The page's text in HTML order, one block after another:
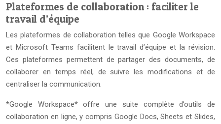
Plateformes de collaboration : faciliter le
travail d’équipe
Les plateformes de collaboration telles que Google Workspace
et Microsoft Teams facilitent le travail d’équipe et la révision.
Ces plateformes permettent de partager des documents, de
collaborer en temps réel, de suivre les modifications et de
centraliser la communication.
*Google Workspace* offre une suite complète d’outils de
collaboration en ligne, y compris Google Docs, Sheets et Slides,